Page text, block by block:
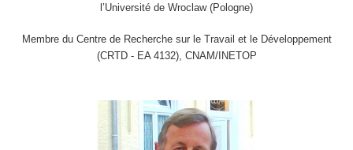
l’Université de Wroclaw (Pologne)
Membre du Centre de Recherche sur le Travail et le Développement
(CRTD - EA 4132), CNAM/INETOP